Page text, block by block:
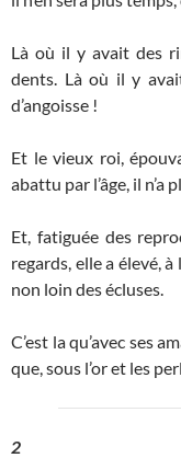
Là où il y avait des
dents. Là où il y
d’angoisse !
Et le vieux roi,
abattu par l’âge, il n’a
Et, fatiguée des
regards, elle a élevé,
non loin des écluses.
C’est la qu’avec ses
que, sous l’or et les
2